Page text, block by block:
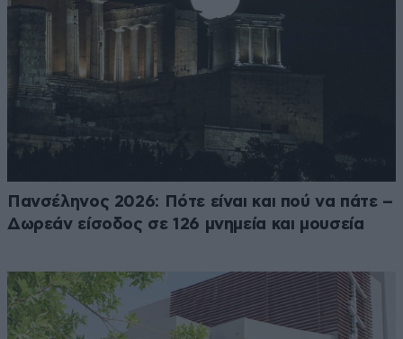
Πανσέληνος 2026: Πότε είναι και πού να πάτε –
Δωρεάν είσοδος σε 126 μνημεία και μουσεία